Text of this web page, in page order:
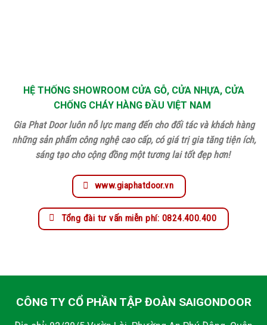
HỆ THỐNG SHOWROOM CỬA GỖ, CỬA NHỰA, CỬA
CHỐNG CHÁY HÀNG ĐẦU VIỆT NAM
Gia Phat Door luôn nỗ lực mang đến cho đối tác và khách hàng
những sản phẩm công nghệ cao cấp, có giá trị gia tăng tiện ích,
sáng tạo cho cộng đồng một tương lai tốt đẹp hơn!
www.giaphatdoor.vn
Tổng đài tư vấn miễn phí: 0824.400.400
CÔNG TY CỔ PHẦN TẬP ĐOÀN SAIGONDOOR